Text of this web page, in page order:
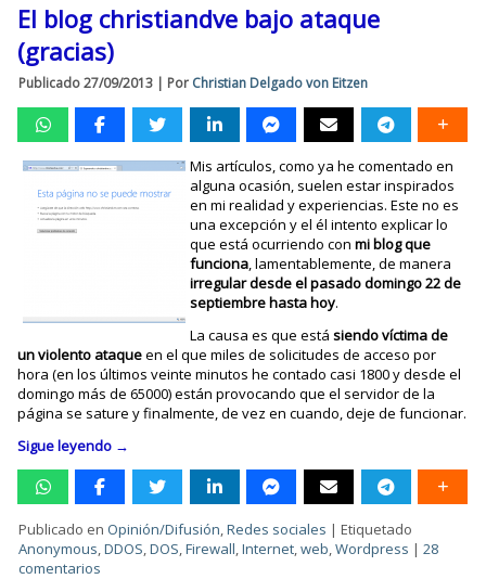
El blog christiandve bajo ataque
(gracias)
Publicado 27/09/2013 | Por Christian Delgado von Eitzen
Mis artículos, como ya he comentado en
alguna ocasión, suelen estar inspirados
en mi realidad y experiencias. Este no es
una excepción y el él intento explicar lo
que está ocurriendo con mi blog que
funciona, lamentablemente, de manera
irregular desde el pasado domingo 22 de
septiembre hasta hoy.
La causa es que está siendo víctima de
un violento ataqueen el que miles de solicitudes de acceso por
hora (en los últimos veinte minutos he contado casi 1800 y desde el
domingo más de 65000) están provocando que el servidor de la
página se sature y finalmente, de vez en cuando, deje de funcionar.
Sigue leyendo →
Publicado en Opinión/Difusión,Redes sociales |Etiquetado
Anonymous,DDOS,DOS,Firewall,Internet,web,Wordpress |28
comentarios